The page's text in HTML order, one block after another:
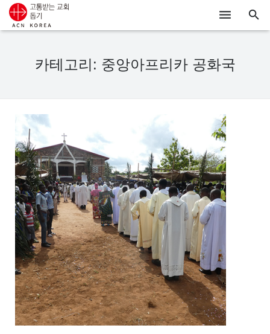
알리기
시리아
우크라이나
행동하기
로그인
후원하기
카테고리: 중앙아프리카 공화국